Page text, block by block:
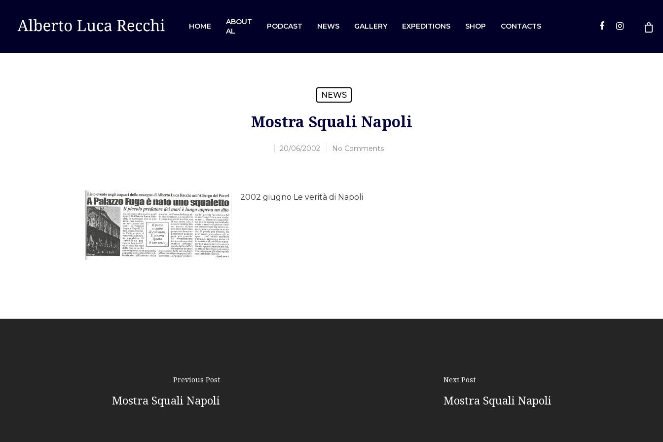
HOME
ABOUT
AL
PODCAST NEWS GALLERY EXPEDITIONS SHOP CONTACTS
NEWS
Mostra Squali Napoli
20/06/2002 No Comments
2002 giugno Le verità di Napoli
Previous Post
Mostra Squali Napoli
Next Post
Mostra Squali Napoli